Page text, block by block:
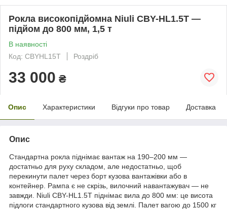
Рокла високопідйомна Niuli CBY-HL1.5T —
підйом до 800 мм, 1,5 т
В наявності
Код: CBYHL15T
Роздріб
33 000 ₴
Опис Характеристики Відгуки про товар Доставка
Опис
Стандартна рокла піднімає вантаж на 190–200 мм —
достатньо для руху складом, але недостатньо, щоб
перекинути палет через борт кузова вантажівки або в
контейнер. Рампа є не скрізь, вилочний навантажувач — не
завжди. Niuli CBY-HL1.5T піднімає вила до 800 мм: це висота
підлоги стандартного кузова від землі. Палет вагою до 1500 кг